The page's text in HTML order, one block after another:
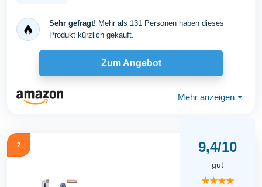
Sehr gefragt! Mehr als 131 Personen haben dieses
Produkt kürzlich gekauft.
Zum Angebot
Mehr anzeigen ⏷
2 9,4/10
gut
★★★★